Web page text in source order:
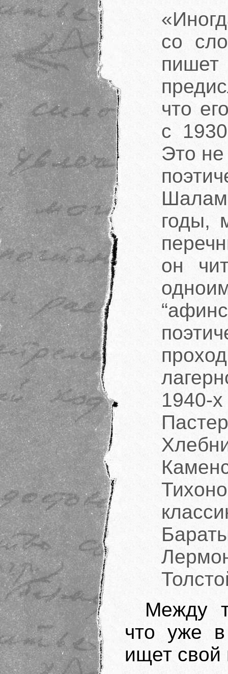
со
что
с
Это
годы,
он
1940-
Между
что уже
ищет свой